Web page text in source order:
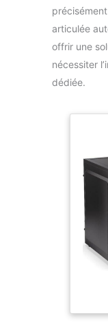
articulée
offrir une
nécessiter
dédiée.